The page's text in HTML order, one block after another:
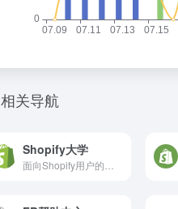
相关导航
Shopify大学